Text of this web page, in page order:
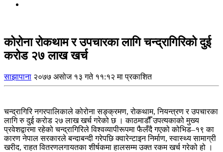
कोरोना रोकथाम र उपचारका लागि चन्द्रागिरिको दुई
करोड २७ लाख खर्च
साझापाना २०७७ असोज १३ गते ११:१२ मा प्रकाशित
चन्द्रागिरि नगरपालिकाले कोरोना सङ्क्रमण, रोकथाम, नियन्त्रण र उपचारका
लागि रु दुई करोड २७ लाख खर्च गरेको छ । काठमाडौँ उपत्यकाको मुख्य
प्रवेशद्वारमा रहेको चन्द्रागिरिले विश्वव्यापीरूपमा फैलँदै गएको कोभिड–१९ का
कारण नेपाल सरकारले बन्दाबन्दी गरेपछि क्वारेन्टाइन निर्माण, स्वास्थ्य सामाग्री
खरीद, राहत वितरणलगायतका शीर्षकमा हालसम्म उक्त रकम खर्च गरेको हो ।